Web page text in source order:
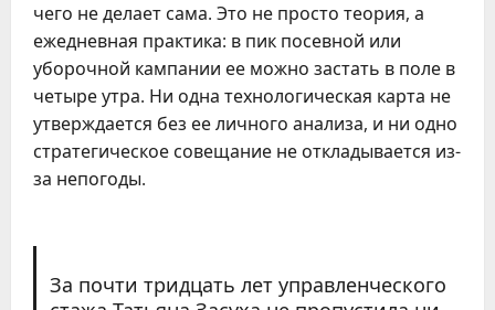
чего не делает сама. Это не просто теория, а
ежедневная практика: в пик посевной или
уборочной кампании ее можно застать в поле в
четыре утра. Ни одна технологическая карта не
утверждается без ее личного анализа, и ни одно
стратегическое совещание не откладывается из-
за непогоды.
За почти тридцать лет управленческого